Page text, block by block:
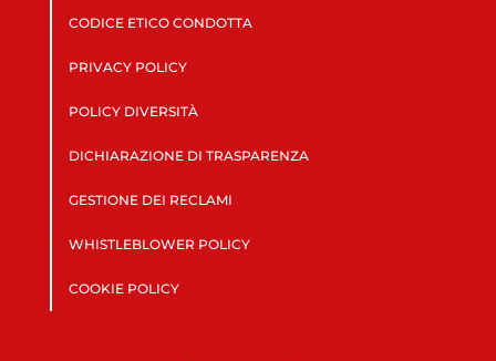
CODICE ETICO CONDOTTA
PRIVACY POLICY
POLICY DIVERSITÀ
DICHIARAZIONE DI TRASPARENZA
GESTIONE DEI RECLAMI
WHISTLEBLOWER POLICY
COOKIE POLICY